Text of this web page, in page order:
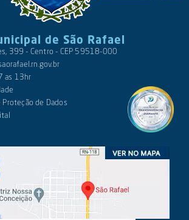
de São Rafael
399 - Centro - CEP 59518-000
as 13hr
Proteção de Dados